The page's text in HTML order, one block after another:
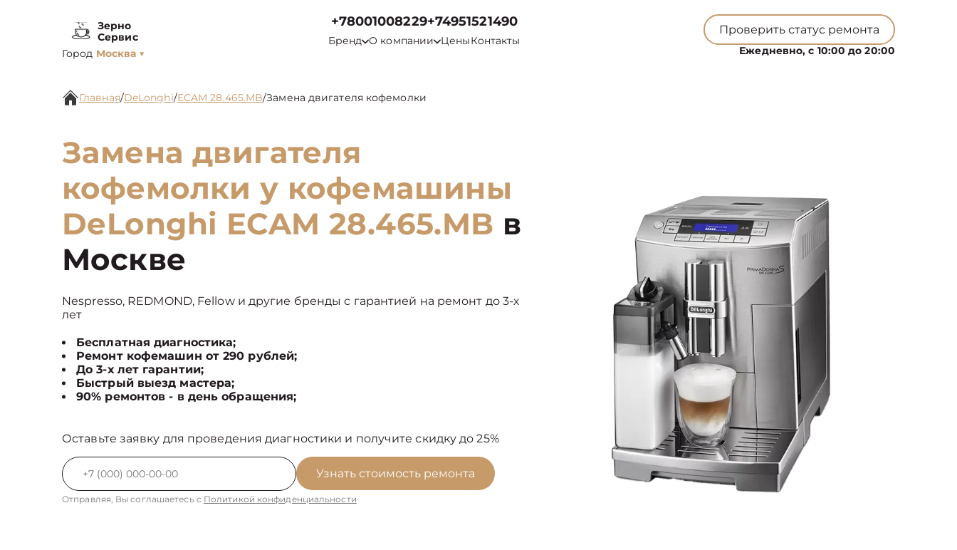
Зерно
Сервис
Город Москва ▼
+78001008229+74951521490
Бренд О компании ЦеныКонтакты
Проверить статус ремонта
Ежедневно, с 10:00 до 20:00
Главная/DeLonghi/ECAM 28.465.MB/Замена двигателя кофемолки
Замена двигателя
кофемолки у кофемашины
DeLonghi ECAM 28.465.MB в
Москве
Nespresso, REDMOND, Fellow и другие бренды с гарантией на ремонт до 3-х
лет
Бесплатная диагностика;
Ремонт кофемашин от 290 рублей;
До 3-х лет гарантии;
Быстрый выезд мастера;
90% ремонтов - в день обращения;
Оставьте заявку для проведения диагностики и получите скидку до 25%
Узнать стоимость ремонта
Отправляя, Вы соглашаетесь с Политикой конфиденциальности